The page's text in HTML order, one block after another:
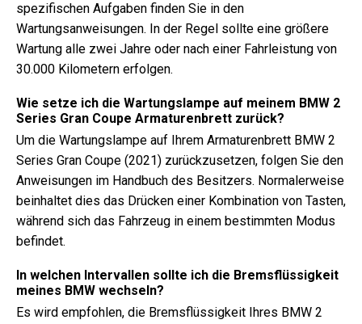
spezifischen Aufgaben finden Sie in den
Wartungsanweisungen. In der Regel sollte eine größere
Wartung alle zwei Jahre oder nach einer Fahrleistung von
30.000 Kilometern erfolgen.
Wie setze ich die Wartungslampe auf meinem BMW 2
Series Gran Coupe Armaturenbrett zurück?
Um die Wartungslampe auf Ihrem Armaturenbrett BMW 2
Series Gran Coupe (2021) zurückzusetzen, folgen Sie den
Anweisungen im Handbuch des Besitzers. Normalerweise
beinhaltet dies das Drücken einer Kombination von Tasten,
während sich das Fahrzeug in einem bestimmten Modus
befindet.
In welchen Intervallen sollte ich die Bremsflüssigkeit
meines BMW wechseln?
Es wird empfohlen, die Bremsflüssigkeit Ihres BMW 2